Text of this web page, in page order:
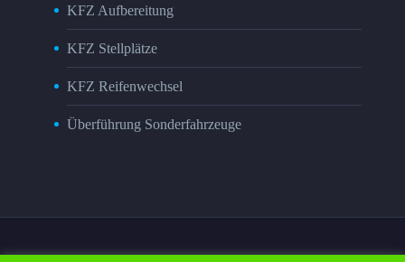
KFZ Aufbereitung
KFZ Stellplätze
KFZ Reifenwechsel
Überführung Sonderfahrzeuge